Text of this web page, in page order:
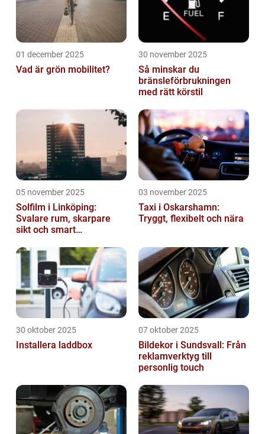
01 december 2025
Vad är grön mobilitet?
30 november 2025
Så minskar du
bränsleförbrukningen
med rätt körstil
05 november 2025
Solfilm i Linköping:
Svalare rum, skarpare
sikt och smart
03 november 2025
Taxi i Oskarshamn:
Tryggt, flexibelt och nära
30 oktober 2025
Installera laddbox
07 oktober 2025
Bildekor i Sundsvall: Från
reklamverktyg till
personlig touch